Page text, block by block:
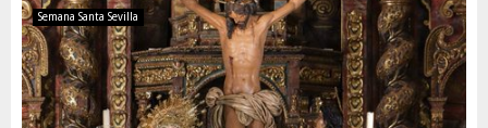
Semana Santa Sevilla